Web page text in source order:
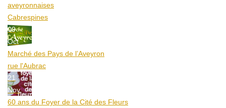
aveyronnaises
Cabrespines
09
Oct
Marché des Pays de l’Aveyron
rue l'Aubrac
21
Nov
60 ans du Foyer de la Cité des Fleurs